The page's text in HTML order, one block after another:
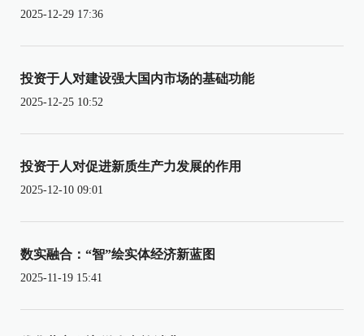
2025-12-29 17:36
投资于人对建设强大国内市场的基础功能
2025-12-25 10:52
投资于人对促进新质生产力发展的作用
2025-12-10 09:01
数实融合：“智”绘实体经济新蓝图
2025-11-19 15:41